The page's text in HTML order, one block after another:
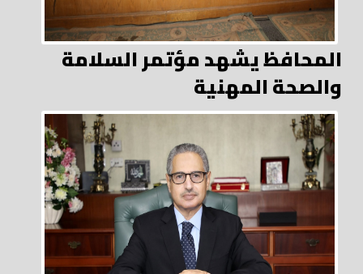
المحافظ يشهد مؤتمر السلامة
والصحة المهنية